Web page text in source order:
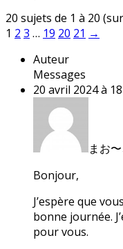
20 sujets de 1 à 20
1 2 3 … 19 20 21 →
Auteur
Messages
20 avril 2024 à
まお
Bonjour,
J’espère que
bonne journée.
pour vous.